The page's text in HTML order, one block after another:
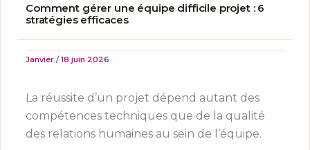
Comment gérer une équipe difficile projet : 6
stratégies efficaces
Janvier /18 juin 2026
La réussite d’un projet dépend autant des
compétences techniques que de la qualité
des relations humaines au sein de l’équipe.